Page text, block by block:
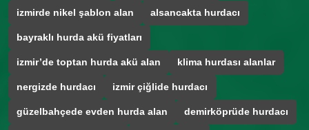
izmirde nikel şablon alan alsancakta hurdacı
bayraklı hurda akü fiyatları
izmir’de toptan hurda akü alan klima hurdası alanlar
nergizde hurdacı izmir çiğlide hurdacı
güzelbahçede evden hurda alan demirköprüde hurdacı